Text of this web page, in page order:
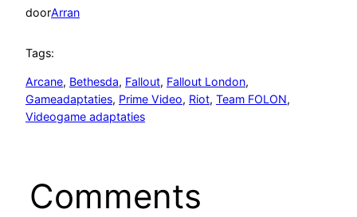
doorArran
Tags:
Arcane, Bethesda, Fallout, Fallout London
Gameadaptaties, Prime Video, Riot, Team FOLON
Videogame adaptaties
Comments